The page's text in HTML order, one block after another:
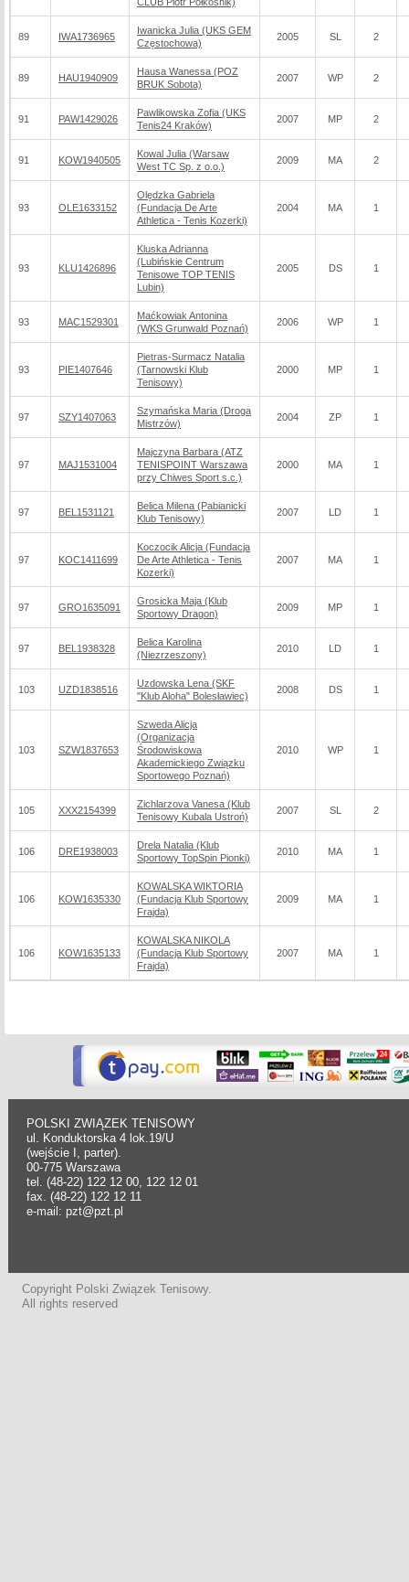
89 IWA1736965
Iwanicka Julia (UKS GEM
Częstochowa)
2005 SL 2
89 HAU1940909
Hausa Wanessa (POZ
BRUK Sobota)
2007 WP 2
91 PAW1429026
Pawlikowska Zofia (UKS
Tenis24 Kraków)
2007 MP 2
91 KOW1940505
Kowal Julia (Warsaw
West TC Sp. z o.o.)
2009 MA 2
93 OLE1633152
Olędzka Gabriela
(Fundacja De Arte
Athletica - Tenis Kozerki)
2004 MA 1
93 KLU1426896
Kluska Adrianna
(Lubińskie Centrum
Tenisowe TOP TENIS
Lubin)
2005 DS 1
93 MAC1529301
Maćkowiak Antonina
(WKS Grunwald Poznań)
2006 WP 1
93 PIE1407646
Pietras-Surmacz Natalia
(Tarnowski Klub
Tenisowy)
2000 MP 1
97 SZY1407063
Szymańska Maria (Droga
Mistrzów)
2004 ZP 1
97 MAJ1531004
Majczyna Barbara (ATZ
TENISPOINT Warszawa
przy Chiwes Sport s.c.)
2000 MA 1
97 BEL1531121
Belica Milena (Pabianicki
Klub Tenisowy)
2007 LD 1
97 KOC1411699
Koczocik Alicja (Fundacja
De Arte Athletica - Tenis
Kozerki)
2007 MA 1
97 GRO1635091
Grosicka Maja (Klub
Sportowy Dragon)
2009 MP 1
97 BEL1938328
Belica Karolina
(Niezrzeszony)
2010 LD 1
103 UZD1838516
Uzdowska Lena (SKF
"Klub Aloha" Bolesławiec)
2008 DS 1
103 SZW1837653
Szweda Alicja
(Organizacja
Środowiskowa
Akademickiego Związku
Sportowego Poznań)
2010 WP 1
105 XXX2154399
Zichlarzova Vanesa (Klub
Tenisowy Kubala Ustroń)
2007 SL 2
106 DRE1938003
Drela Natalia (Klub
Sportowy TopSpin Pionki)
2010 MA 1
106 KOW1635330
KOWALSKA WIKTORIA
(Fundacja Klub Sportowy
Frajda)
2009 MA 1
106 KOW1635133
KOWALSKA NIKOLA
(Fundacja Klub Sportowy
Frajda)
2007 MA 1
POLSKI ZWIĄZEK TENISOWY
ul. Konduktorska 4 lok.19/U
(wejście I, parter).
00-775 Warszawa
tel. (48-22) 122 12 00, 122 12 01
fax. (48-22) 122 12 11
e-mail: pzt@pzt.pl
Copyright Polski Związek Tenisowy.
All rights reserved